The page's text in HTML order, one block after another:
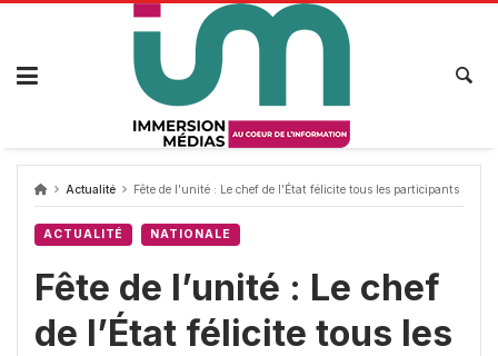
Passer
Actualité Fête de l’unité : Le chef de l’État félicite tous les participants
ACTUALITÉ NATIONALE
Fête de l’unité : Le chef
de l’État félicite tous les